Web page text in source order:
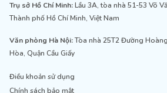
Trụ sở Hồ Chí Minh:Lầu 3A, tòa nhà 51-53 Võ
Thành phố Hồ Chí Minh, Việt Nam
Văn phòng Hà Nội:Tòa nhà 25T2 Đường
Hòa, Quận Cầu Giấy
Điều khoản sử dụng
Chính sách bảo mật